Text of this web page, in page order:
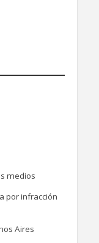
medios
por infracción
Aires